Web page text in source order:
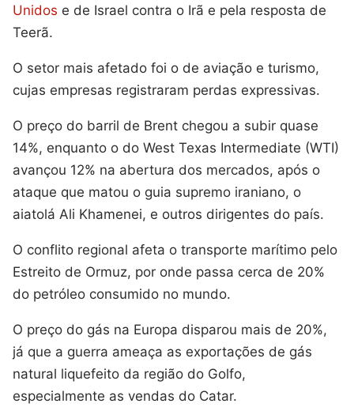
Unidos e de Israel contra o Irã e pela resposta de
Teerã.
O setor mais afetado foi o de aviação e turismo,
cujas empresas registraram perdas expressivas.
O preço do barril de Brent chegou a subir quase
14%, enquanto o do West Texas Intermediate (WTI)
avançou 12% na abertura dos mercados, após o
ataque que matou o guia supremo iraniano, o
aiatolá Ali Khamenei, e outros dirigentes do país.
O conflito regional afeta o transporte marítimo pelo
Estreito de Ormuz, por onde passa cerca de 20%
do petróleo consumido no mundo.
O preço do gás na Europa disparou mais de 20%,
já que a guerra ameaça as exportações de gás
natural liquefeito da região do Golfo,
especialmente as vendas do Catar.